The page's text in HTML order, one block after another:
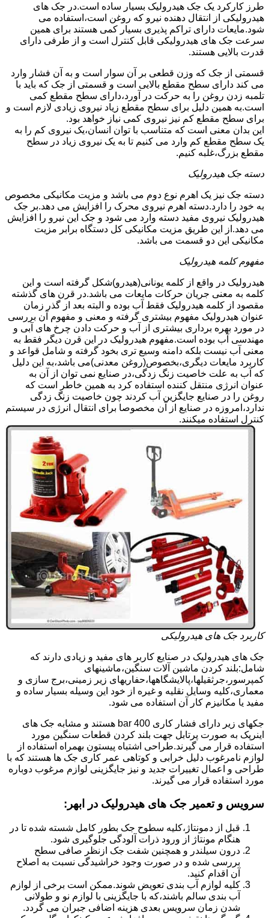
طرز کارکرد یک جک هیدرولیک بسیار ساده است.در جک های
هیدرولیکی از انتقال دهنده نیرو که روغن است،استفاده می
شود.مایعات دارای تراکم پذیری بسیار کمی هستند برای همین
سرعت جک های هیدرولیکی قابل کنترل است و از طرفی دارای
قدرت بالایی هستند.
قسمتی از جک که وزن قطعی بر آن سوار است و به آن فشار وارد
می کند دارای سطح مقطع بالایی است و قسمتی از جک که باید با
تلمبه زدن روغن را به حرکت در آورد،دارای سطح مقطع کمی
است.به همین دلیل برای سطح مقطع زیاد نیروی زیادی لازم است و
برای سطح مقطع کم نیز نیروی کمی نیاز خواهد بود.
این بدان معنی است که متناسب با توان انسان،یک نیروی کم را به
یک سطح مقطع کم وارد می کنیم تا به یک نیروی زیاد در سطح
مقطع بزرگ،غلبه کنیم.
دسته جک هیدرولیک
دسته جک نیز یک اهرم نوع دوم می باشد و مزیت مکانیکی مخصوص
به خود را دارد.دسته اهرم نیروی محرک را افزایش می دهد.بر جک
هیدرولیک نیروی مفید دسته وارد می شود و جک این نیرو را افزایش
می دهد.از این طریق مزیت مکانیکی کل دستگاه برابر مزیت
مکانیکی این دو قسمت می باشد.
مفهوم کلمه هیدرولیک
هیدرولیک در واقع از کلمه یونانی(هیدرو)شکل گرفته است و این
کلمه به معنی جریان حرکات مایعات می باشد.در قرن های گذشته
مقصود از کلمه هیدرولیک فقط آب بوده و البته بعد از گذر زمان
عنوان هیدرولیک مفهوم بیشتری گرفته و معنی و مفهوم آن بررسی
در مورد بهره برداری بیشتری از آب و حرکت دادن چرخ های آبی و
مهندسی آب بوده است.مفهوم هیدرولیک در این قرن دیگر فقط به
معنی آب نیست بلکه دامنه وسیع تری بخود گرفته و شامل قواعد و
کاربرد مایعات دیگری،بخصوص(روغن معدنی)می باشد،به این دلیل
که آب به علت خاصیت زنگ زدگی،در صنایع نمی توان از آن به
عنوان انرژی منتقل کننده استفاده کرد به همین خاطر است که
روغن را در صنایع جایگزین آب کردند چون خاصیت زنگ زدگی
ندارد،امروزه در صنایع از آن مخصوصا برای انتقال انرژی در سیستم
کنترل استفاده میکنند.
کاربرد جک های هیدرولیکی
جک های هیدرولیک در صنایع کاربر های مفید و زیادی دارند که
شامل:بلند کردن ماشین آلات سنگین،ماشینهای
کمپرسور،جرثقیلها،پالایشگاهها،حفاریهای زیر زمینی،برج سازی و
معماری،کلیه وسایل نقلیه و غیره از خود این وسیله بسیار ساده و
مفید یا مکانیزم کار آن استفاده می شود.
جکهای زیر دارای فشار کاری 400 bar هستند و مشابه جک های
اینرپک به صورت پرتابل جهت بلند کردن قطعات سنگین مورد
استفاده قرار می گیرند.طراحی اشتباه پیستون بهمراه استفاده از
لوازم نامرغوب دلیل خرابی و کوتاهی عمر کاری جک ها هستند که با
طراحی و اعمال تغییرات جدید و نیز جایگزینی لوازم مرغوب دوباره
مورد استفاده قرار می گیرند.
سرویس و تعمیر جک های هیدرولیک در ابهر :
قبل از دمونتاژ،کلیه سطوح جک بطور کامل شسته شده تا در
هنگام مونتاژ از ورود ذرات آلودگی جلوگیری شود.
درون سیلندر و همچنین شفت جک ازنظر صافی سطح
بررسی شده و در صورت وجود خراشیدگی نسبت به اصلاح
آن اقدام کنید.
کلیه لوازم آب بندی تعویض شوند.ممکن است برخی از لوازم
آب بندی سالم باشند،که با جایگزینی با لوازم نو و طولانی
شدن زمان سرویس بعدی هزینه اضافی جبران می گردد.